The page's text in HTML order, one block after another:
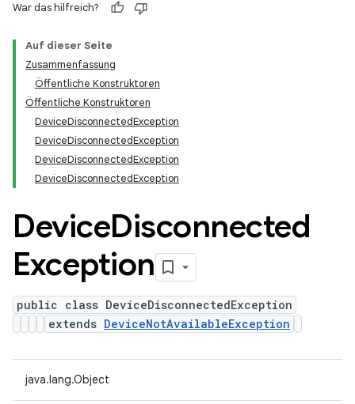
War das hilfreich?
Auf dieser Seite
Zusammenfassung
Öffentliche Konstruktoren
Öffentliche Konstruktoren
DeviceDisconnectedException
DeviceDisconnectedException
DeviceDisconnectedException
DeviceDisconnectedException
DeviceDisconnected
Exception
public class DeviceDisconnectedException
extends DeviceNotAvailableException
java.lang.Object